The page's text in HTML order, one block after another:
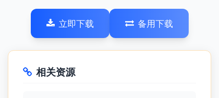
立即下载 备用下载
相关资源